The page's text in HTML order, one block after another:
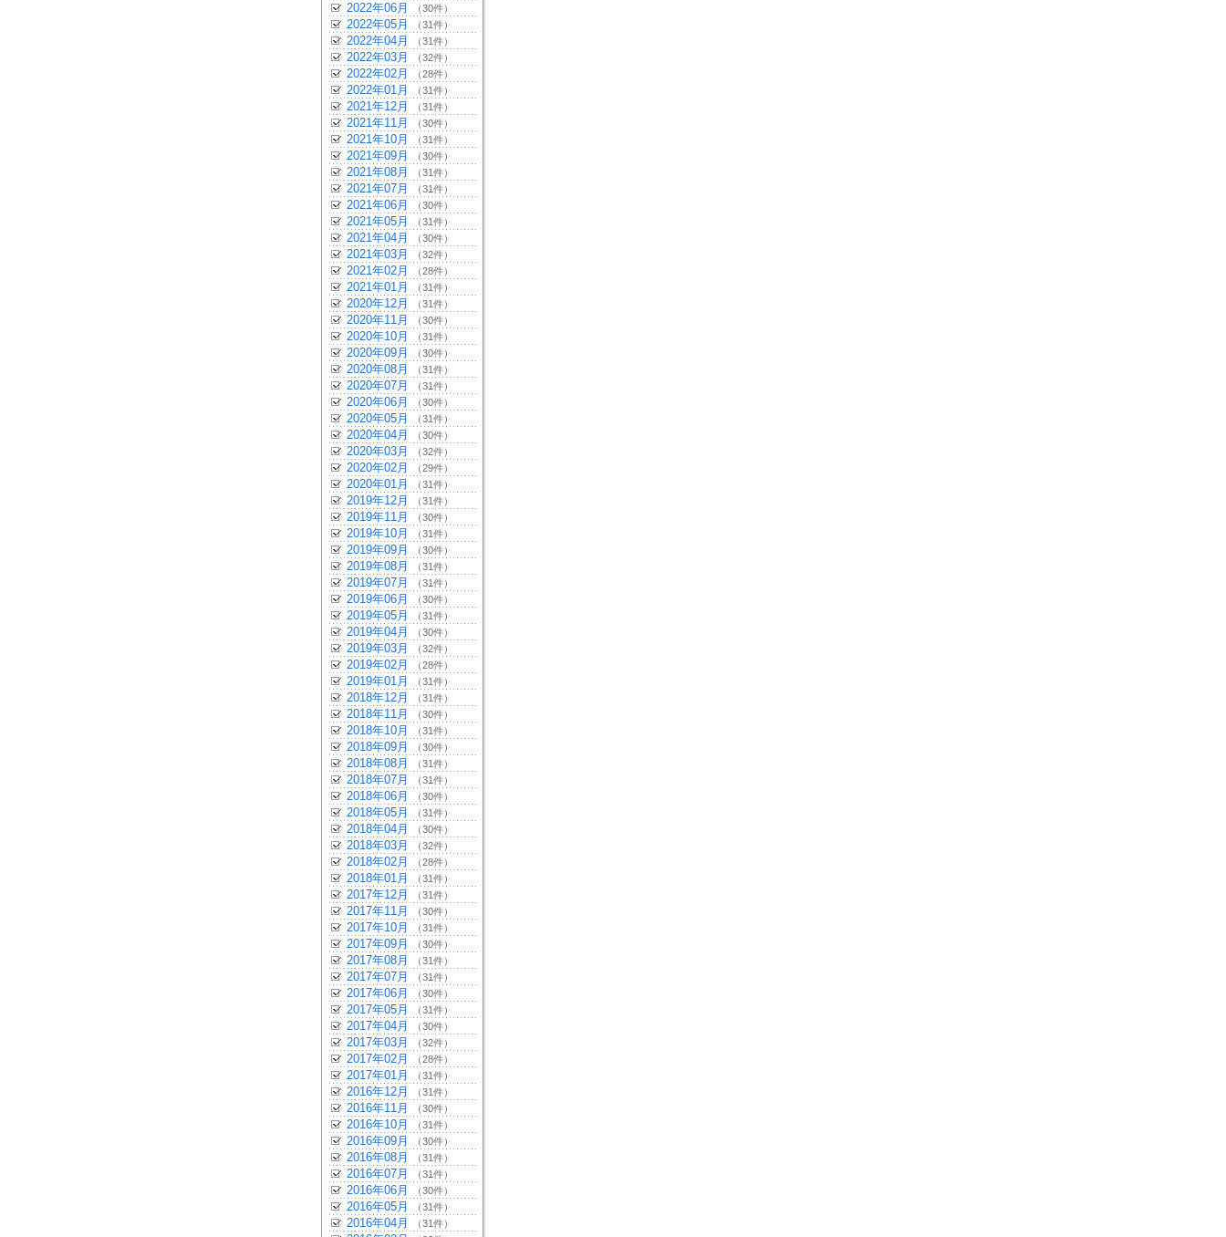
2022年06月 （30件）
2022年05月 （31件）
2022年04月 （31件）
2022年03月 （32件）
2022年02月 （28件）
2022年01月 （31件）
2021年12月 （31件）
2021年11月 （30件）
2021年10月 （31件）
2021年09月 （30件）
2021年08月 （31件）
2021年07月 （31件）
2021年06月 （30件）
2021年05月 （31件）
2021年04月 （30件）
2021年03月 （32件）
2021年02月 （28件）
2021年01月 （31件）
2020年12月 （31件）
2020年11月 （30件）
2020年10月 （31件）
2020年09月 （30件）
2020年08月 （31件）
2020年07月 （31件）
2020年06月 （30件）
2020年05月 （31件）
2020年04月 （30件）
2020年03月 （32件）
2020年02月 （29件）
2020年01月 （31件）
2019年12月 （31件）
2019年11月 （30件）
2019年10月 （31件）
2019年09月 （30件）
2019年08月 （31件）
2019年07月 （31件）
2019年06月 （30件）
2019年05月 （31件）
2019年04月 （30件）
2019年03月 （32件）
2019年02月 （28件）
2019年01月 （31件）
2018年12月 （31件）
2018年11月 （30件）
2018年10月 （31件）
2018年09月 （30件）
2018年08月 （31件）
2018年07月 （31件）
2018年06月 （30件）
2018年05月 （31件）
2018年04月 （30件）
2018年03月 （32件）
2018年02月 （28件）
2018年01月 （31件）
2017年12月 （31件）
2017年11月 （30件）
2017年10月 （31件）
2017年09月 （30件）
2017年08月 （31件）
2017年07月 （31件）
2017年06月 （30件）
2017年05月 （31件）
2017年04月 （30件）
2017年03月 （32件）
2017年02月 （28件）
2017年01月 （31件）
2016年12月 （31件）
2016年11月 （30件）
2016年10月 （31件）
2016年09月 （30件）
2016年08月 （31件）
2016年07月 （31件）
2016年06月 （30件）
2016年05月 （31件）
2016年04月 （31件）